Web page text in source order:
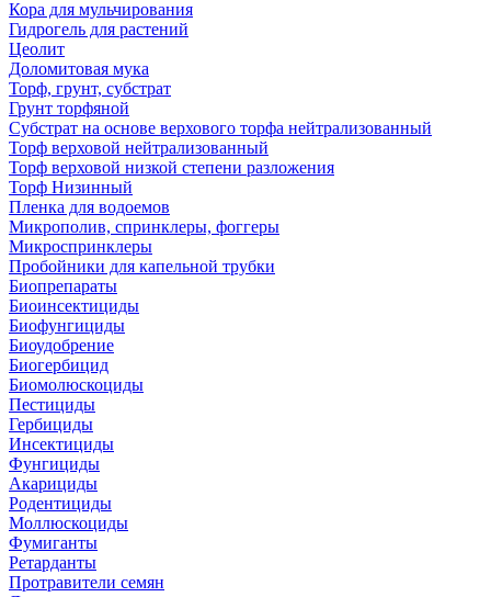
Кора для мульчирования
Гидрогель для растений
Цеолит
Доломитовая мука
Торф, грунт, субстрат
Грунт торфяной
Субстрат на основе верхового торфа нейтрализованный
Торф верховой нейтрализованный
Торф верховой низкой степени разложения
Торф Низинный
Пленка для водоемов
Микрополив, спринклеры, фоггеры
Микроспринклеры
Пробойники для капельной трубки
Биопрепараты
Биоинсектициды
Биофунгициды
Биоудобрение
Биогербицид
Биомолюскоциды
Пестициды
Гербициды
Инсектициды
Фунгициды
Акарициды
Родентициды
Моллюскоциды
Фумиганты
Ретарданты
Протравители семян